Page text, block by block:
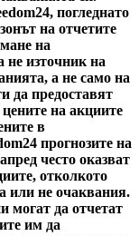
погледнато
на отчетите
на
не източник на
а не само на
да предоставят
на акциите
в
прогнозите на
често оказват
отколкото
или не очаквания.
могат да отчетат
им да